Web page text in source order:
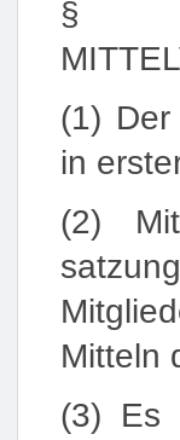
§
(1)
in
(2)
Mitteln
(3) Es